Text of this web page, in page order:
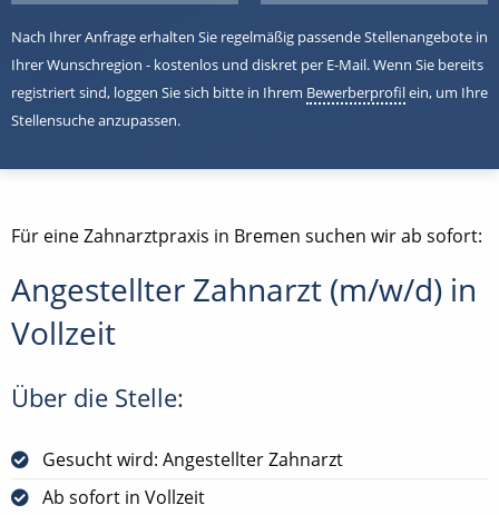
Nach Ihrer Anfrage erhalten Sie regelmäßig passende Stellenangebote in
Ihrer Wunschregion - kostenlos und diskret per E-Mail. Wenn Sie bereits
registriert sind, loggen Sie sich bitte in Ihrem Bewerberprofilein, um Ihre
Stellensuche anzupassen.
Für eine Zahnarztpraxis in Bremen suchen wir ab sofort:
Angestellter Zahnarzt (m/w/d) in
Vollzeit
Über die Stelle:
Gesucht wird: Angestellter Zahnarzt
Ab sofort in Vollzeit